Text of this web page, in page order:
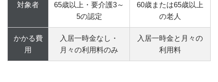
対象者
65歳以上・要介護3～
5の認定
60歳または65歳以上
の老人
かかる費
用
入居一時金なし・
月々の利用料のみ
入居一時金と月々の
利用料